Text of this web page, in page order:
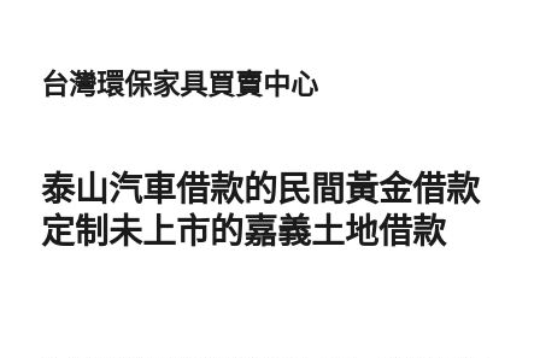
台灣環保家具買賣中心
泰山汽車借款的民間黃金借款
定制未上市的嘉義土地借款